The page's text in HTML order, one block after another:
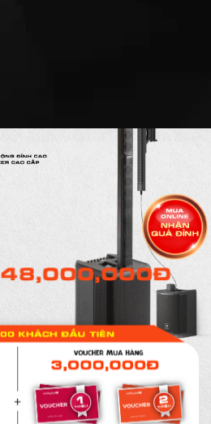
48,000,000Đ